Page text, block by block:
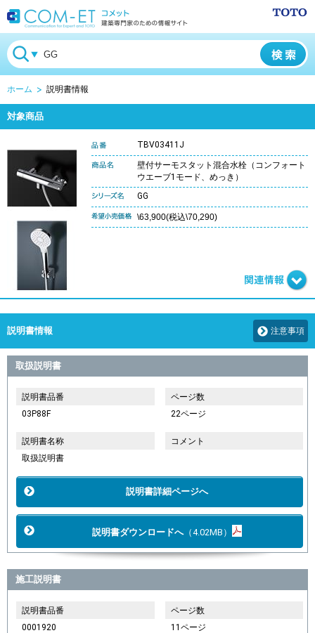
ホーム 説明書情報
対象商品
TBV03411J
壁付サーモスタット混合水栓（コンフォート
ウエーブ1モード、めっき）
GG
\63,900(税込\70,290)
説明書情報 注意事項
取扱説明書
説明書品番
03P88F
ページ数
22ページ
説明書名称
取扱説明書
コメント
説明書詳細ページへ
説明書ダウンロードへ（4.02MB）
施工説明書
説明書品番
0001920
ページ数
11ページ